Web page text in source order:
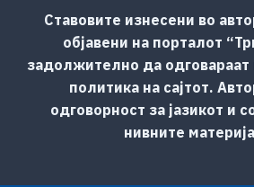
Ставовите изнесени во
објавени на порталот
задолжително да одговараат
политика на сајтот.
одговорност за јазикот и
нивните